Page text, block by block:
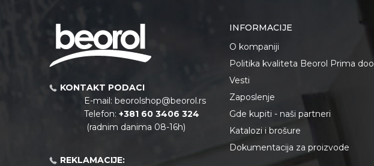
KONTAKT PODACI
E-mail: beorolshop@beorol.rs
Telefon: +381 60 3406 324
(radnim danima 08-16h)
REKLAMACIJE:
INFORMACIJE
O kompaniji
Politika kvaliteta Beorol Prima doo
Vesti
Zaposlenje
Gde kupiti - naši partneri
Katalozi i brošure
Dokumentacija za proizvode